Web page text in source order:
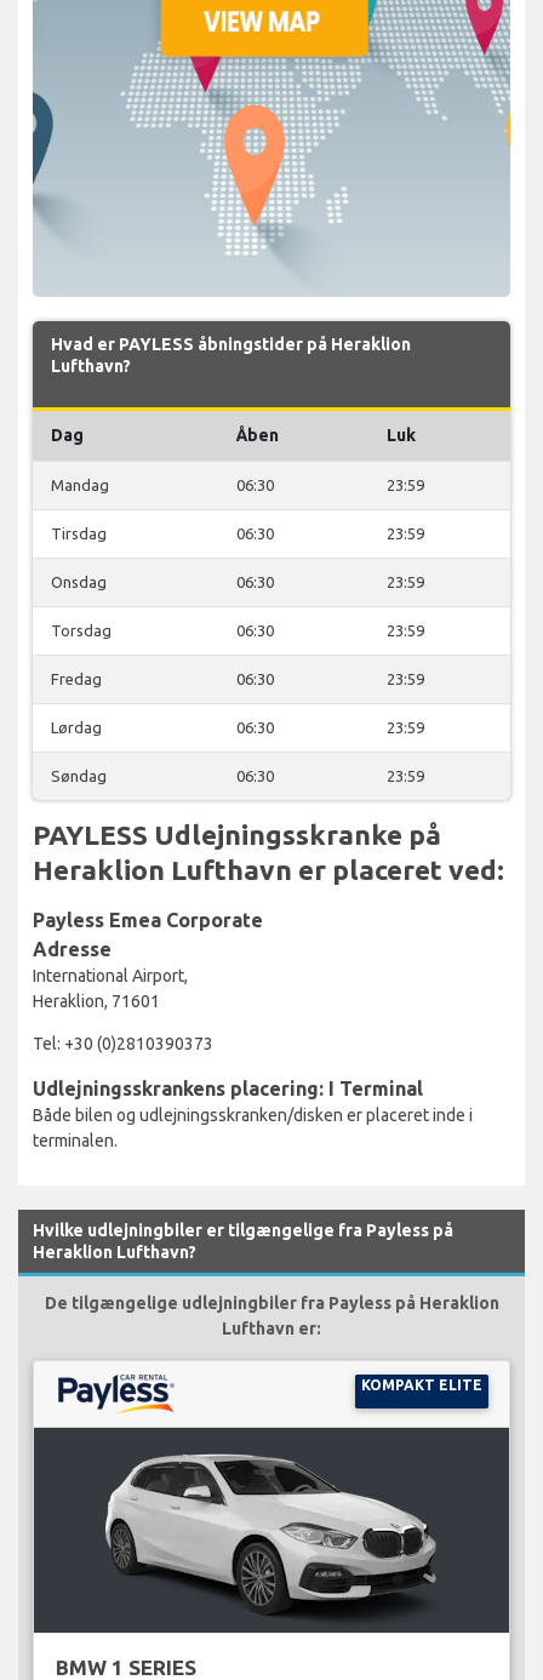
Hvad er PAYLESS åbningstider på Heraklion
Lufthavn?
Dag Åben Luk
Mandag 06:30 23:59
Tirsdag 06:30 23:59
Onsdag 06:30 23:59
Torsdag 06:30 23:59
Fredag 06:30 23:59
Lørdag 06:30 23:59
Søndag 06:30 23:59
PAYLESS Udlejningsskranke på
Heraklion Lufthavn er placeret ved:
Payless Emea Corporate
Adresse
International Airport,
Heraklion, 71601
Tel: +30 (0)2810390373
Udlejningsskrankens placering: I Terminal
Både bilen og udlejningsskranken/disken er placeret inde i
terminalen.
Hvilke udlejningbiler er tilgængelige fra Payless på
Heraklion Lufthavn?
De tilgængelige udlejningbiler fra Payless på Heraklion
Lufthavn er:
KOMPAKT ELITE
BMW 1 SERIES